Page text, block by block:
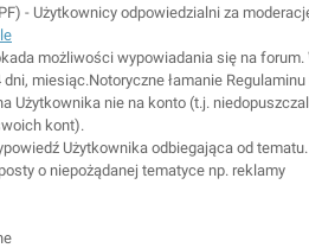
- Użytkownicy odpowiedzialni za
możliwości wypowiadania się na
dni, miesiąc.Notoryczne łamanie
Użytkownika nie na konto (t.j.
kont).
Użytkownika odbiegająca od tematu.
o niepożądanej tematyce np. reklamy